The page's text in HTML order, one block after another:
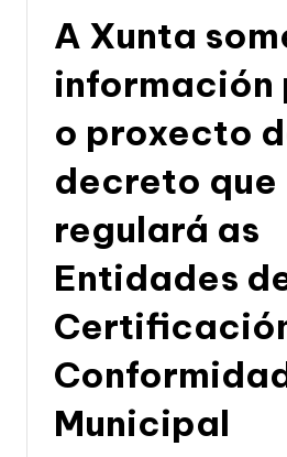
G
A Xunta
información
o proxecto
decreto que
regulará as
Entidades
Municipal